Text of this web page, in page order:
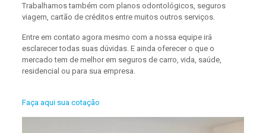
Trabalhamos também com planos odontológicos, seguros
viagem, cartão de créditos entre muitos outros serviços.
Entre em contato agora mesmo com a nossa equipe irá
esclarecer todas suas dúvidas. E ainda oferecer o que o
mercado tem de melhor em seguros de carro, vida, saúde,
residencial ou para sua empresa.
Faça aqui sua cotação